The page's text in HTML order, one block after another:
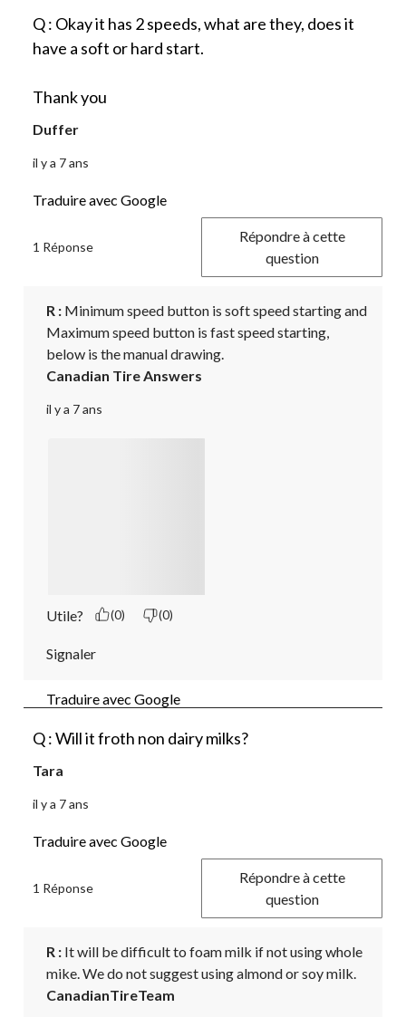
Q : Okay it has 2 speeds, what are they, does it
have a soft or hard start.
Thank you
Duffer
il y a 7 ans
Traduire avec Google
1 Réponse
Répondre à cette
question
R : Minimum speed button is soft speed starting and
Maximum speed button is fast speed starting,
below is the manual drawing.
Canadian Tire Answers
il y a 7 ans
Utile? (0) (0)
Signaler
Traduire avec Google
Q : Will it froth non dairy milks?
Tara
il y a 7 ans
Traduire avec Google
1 Réponse
Répondre à cette
question
R : It will be difficult to foam milk if not using whole
mike. We do not suggest using almond or soy milk.
CanadianTireTeam